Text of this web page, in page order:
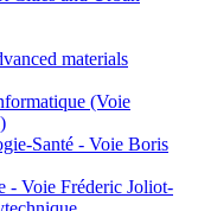
materials
(Voie
Santé - Voie Boris
- Voie Fréderic Joliot-